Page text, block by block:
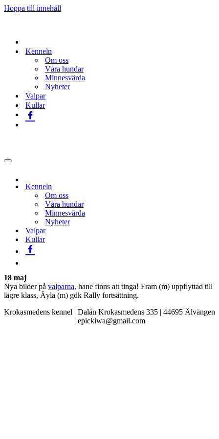
Hoppa till innehåll
Kenneln
Om oss
Våra hundar
Minnesvärda
Nyheter
Valpar
Kullar
Navigeringsmeny
Kenneln
Om oss
Våra hundar
Minnesvärda
Nyheter
Valpar
Kullar
18 maj
Nya bilder på valparna, hane finns att tinga! Fram (m) uppflyttad till
lägre klass, Äyla (m) gdk Rally fortsättning.
Krokasmedens kennel | Dalån Krokasmedens 335 | 44695 Älvängen
| epickiwa@gmail.com